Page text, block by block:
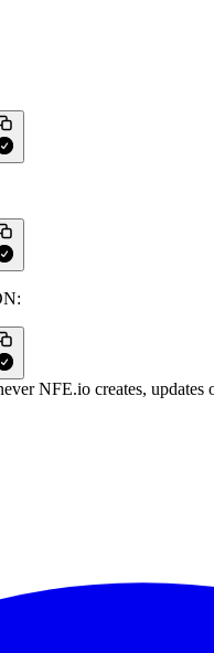
NFE.io creates, updates